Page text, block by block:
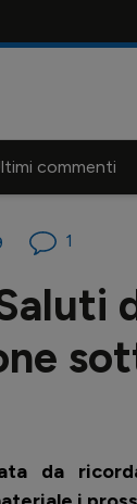
commenti
1
da